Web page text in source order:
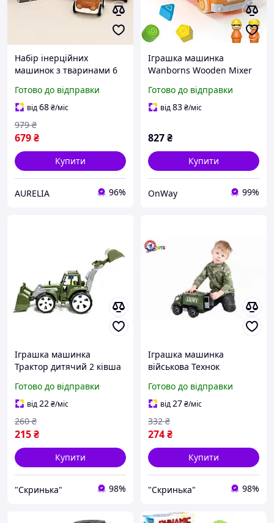
Набір інерційних
машинок з тваринами 6
машинки іграшки для
купання тварини
Готово до відправки
від68₴/міс
679₴
979 ₴
Купити
AURELIA 96%
Іграшка машинка
Wanborns Wooden Mixer
звуковими та світловими
ефектами помаранчева
Готово до відправки
від83₴/міс
827₴
Купити
OnWay 99%
Іграшка машинка
Трактор дитячий 2 ківша
Готово до відправки
від22₴/міс
215₴
260 ₴
Купити
"Скринька" 98%
Іграшка машинка
військова Технок
Готово до відправки
від27₴/міс
274₴
332 ₴
Купити
"Скринька" 98%